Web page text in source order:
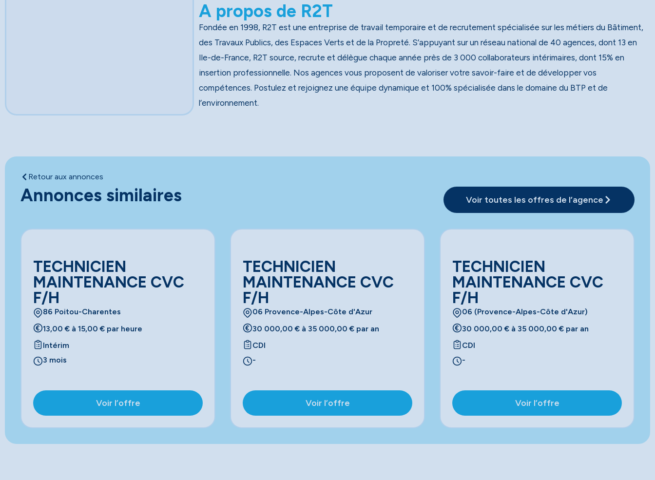
A propos de R2T
Fondée en 1998, R2T est une entreprise de travail temporaire et de recrutement spécialisée sur les métiers du Bâtiment,
des Travaux Publics, des Espaces Verts et de la Propreté. S’appuyant sur un réseau national de 40 agences, dont 13 en
Ile-de-France, R2T source, recrute et délègue chaque année près de 3 000 collaborateurs intérimaires, dont 15% en
insertion professionnelle. Nos agences vous proposent de valoriser votre savoir-faire et de développer vos
compétences. Postulez et rejoignez une équipe dynamique et 100% spécialisée dans le domaine du BTP et de
l’environnement.
Retour aux annonces
Annonces similaires Voir toutes les offres de l’agence
TECHNICIEN
MAINTENANCE CVC
F/H
86 Poitou-Charentes
13,00 € à 15,00 € par heure
Intérim
3 mois
Voir l’offre
TECHNICIEN
MAINTENANCE CVC
F/H
06 Provence-Alpes-Côte d'Azur
30 000,00 € à 35 000,00 € par an
CDI
-
Voir l’offre
TECHNICIEN
MAINTENANCE CVC
F/H
06 (Provence-Alpes-Côte d'Azur)
30 000,00 € à 35 000,00 € par an
CDI
-
Voir l’offre